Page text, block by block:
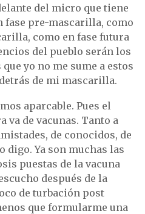
del micro que tiene
fase pre-mascarilla, como
como en fase futura
del pueblo serán los
yo no me sume a estos
de mi mascarilla.
aparcable. Pues el
va de vacunas. Tanto a
de conocidos, de
digo. Ya son muchas las
puestas de la vacuna
después de la
de turbación post
que formularme una